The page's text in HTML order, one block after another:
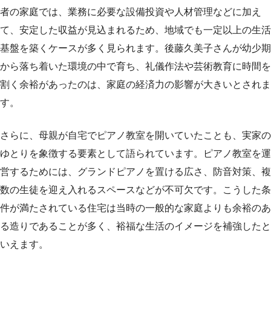
者の家庭では、業務に必要な設備投資や人材管理などに加え
て、安定した収益が見込まれるため、地域でも一定以上の生活
基盤を築くケースが多く見られます。後藤久美子さんが幼少期
から落ち着いた環境の中で育ち、礼儀作法や芸術教育に時間を
割く余裕があったのは、家庭の経済力の影響が大きいとされま
す。
さらに、母親が自宅でピアノ教室を開いていたことも、実家の
ゆとりを象徴する要素として語られています。ピアノ教室を運
営するためには、グランドピアノを置ける広さ、防音対策、複
数の生徒を迎え入れるスペースなどが不可欠です。こうした条
件が満たされている住宅は当時の一般的な家庭よりも余裕のあ
る造りであることが多く、裕福な生活のイメージを補強したと
いえます。